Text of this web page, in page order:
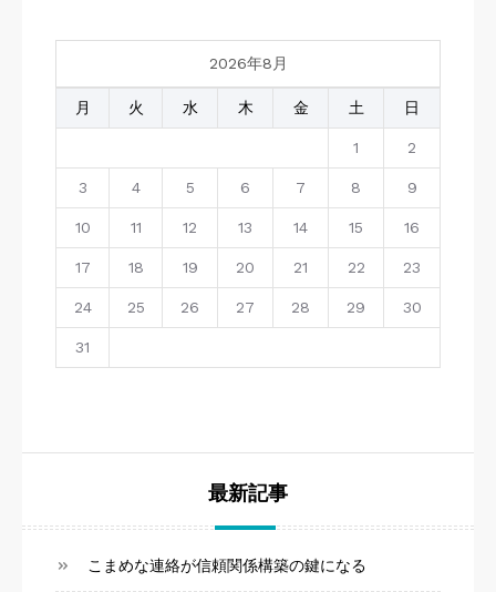
2026年8月
月 火 水 木 金 土 日
1 2
3 4 5 6 7 8 9
10 11 12 13 14 15 16
17 18 19 20 21 22 23
24 25 26 27 28 29 30
31
最新記事
こまめな連絡が信頼関係構築の鍵になる